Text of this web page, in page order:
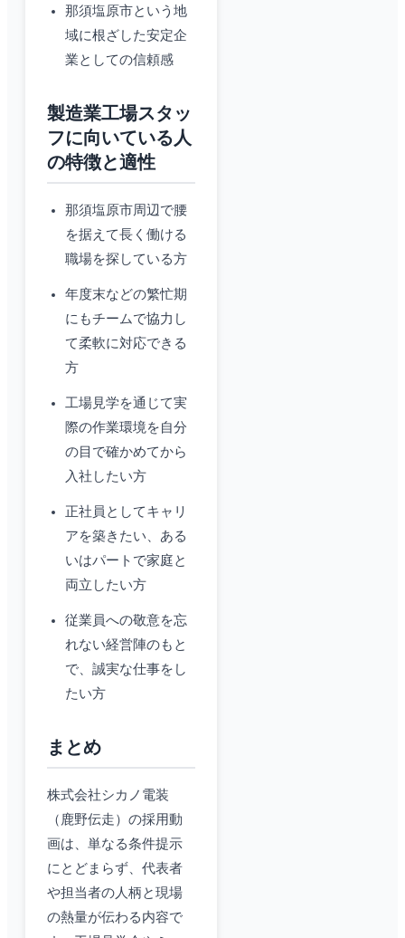
那須塩原市という地
域に根ざした安定企
業としての信頼感
製造業工場スタッ
フに向いている人
の特徴と適性
那須塩原市周辺で腰
を据えて長く働ける
職場を探している方
年度末などの繁忙期
にもチームで協力し
て柔軟に対応できる
方
工場見学を通じて実
際の作業環境を自分
の目で確かめてから
入社したい方
正社員としてキャリ
アを築きたい、ある
いはパートで家庭と
両立したい方
従業員への敬意を忘
れない経営陣のもと
で、誠実な仕事をし
たい方
まとめ
株式会社シカノ電装
（鹿野伝走）の採用動
画は、単なる条件提示
にとどまらず、代表者
や担当者の人柄と現場
の熱量が伝わる内容で